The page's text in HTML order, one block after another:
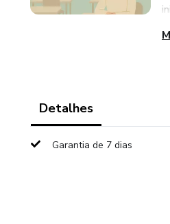
Detalhes
Garantia de 7 dias